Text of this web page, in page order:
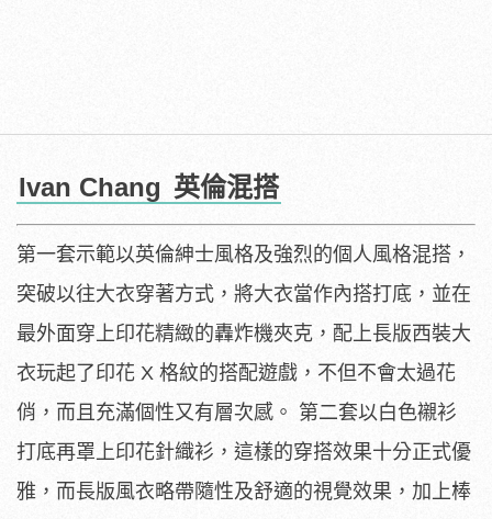
Ivan Chang 英倫混搭
第一套示範以英倫紳士風格及強烈的個人風格混搭，
突破以往大衣穿著方式，將大衣當作內搭打底，並在
最外面穿上印花精緻的轟炸機夾克，配上長版西裝大
衣玩起了印花 X 格紋的搭配遊戲，不但不會太過花
俏，而且充滿個性又有層次感。 第二套以白色襯衫
打底再罩上印花針織衫，這樣的穿搭效果十分正式優
雅，而長版風衣略帶隨性及舒適的視覺效果，加上棒